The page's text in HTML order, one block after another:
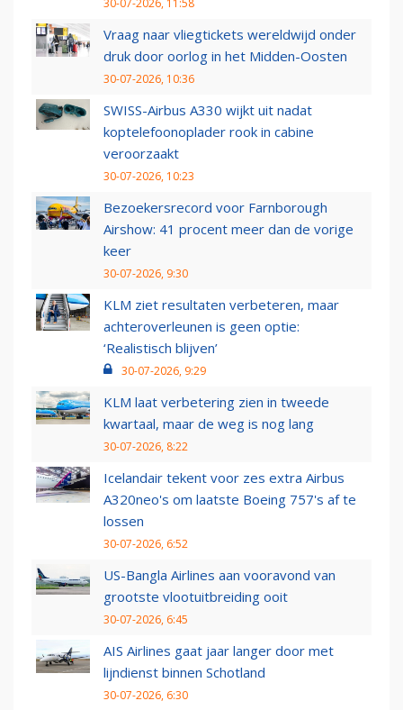
Vraag naar vliegtickets wereldwijd onder
druk door oorlog in het Midden-Oosten
30-07-2026, 10:36
SWISS-Airbus A330 wijkt uit nadat
koptelefoonoplader rook in cabine
veroorzaakt
30-07-2026, 10:23
Bezoekersrecord voor Farnborough
Airshow: 41 procent meer dan de vorige
keer
30-07-2026, 9:30
KLM ziet resultaten verbeteren, maar
achteroverleunen is geen optie:
‘Realistisch blijven’
30-07-2026, 9:29
KLM laat verbetering zien in tweede
kwartaal, maar de weg is nog lang
30-07-2026, 8:22
Icelandair tekent voor zes extra Airbus
A320neo's om laatste Boeing 757's af te
lossen
30-07-2026, 6:52
US-Bangla Airlines aan vooravond van
grootste vlootuitbreiding ooit
30-07-2026, 6:45
AIS Airlines gaat jaar langer door met
lijndienst binnen Schotland
30-07-2026, 6:30